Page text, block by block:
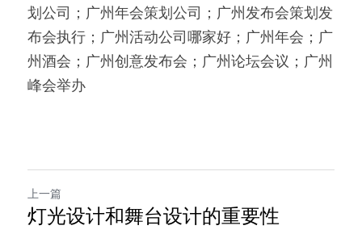
划公司；广州年会策划公司；广州发布会策划发
布会执行；广州活动公司哪家好；广州年会；广
州酒会；广州创意发布会；广州论坛会议；广州
峰会举办
上一篇
灯光设计和舞台设计的重要性